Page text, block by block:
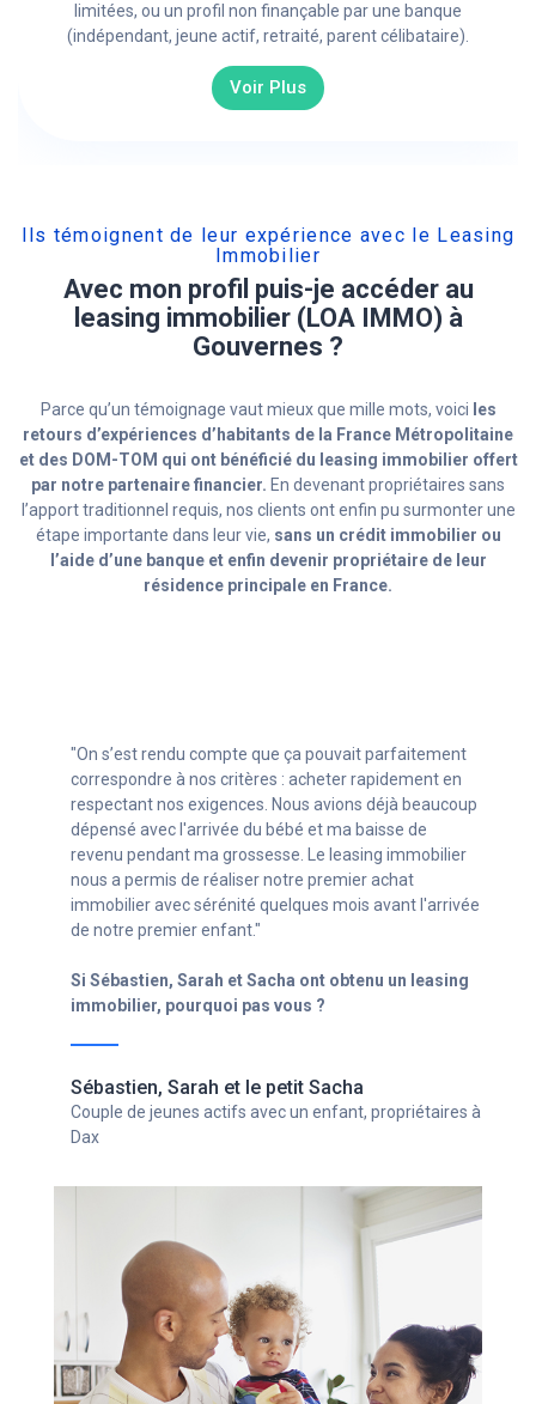
limitées, ou un profil non finançable par une banque
(indépendant, jeune actif, retraité, parent célibataire).
Voir Plus
Ils témoignent de leur expérience avec le Leasing
Immobilier
Avec mon profil puis-je accéder au
leasing immobilier (LOA IMMO) à
Gouvernes ?
Parce qu’un témoignage vaut mieux que mille mots, voici les
retours d’expériences d’habitants de la France Métropolitaine
et des DOM-TOM qui ont bénéficié du leasing immobilier offert
par notre partenaire financier. En devenant propriétaires sans
l’apport traditionnel requis, nos clients ont enfin pu surmonter une
étape importante dans leur vie, sans un crédit immobilier ou
l’aide d’une banque et enfin devenir propriétaire de leur
résidence principale en France.
"Avec mon statut d’indépendant (autoentrepreneur)
c’était compliqué de trouver un crédit. Grâce aux
conseillers de la société de leasing immobilier, je n’ai
pas eu à repousser mon projet immobilier et enfin pu
avoir mon chez moi, sans avoir à renoncer à mon
entreprise en croissance !"
Si Ghislain a obtenu un leasing immobilier, pourquoi
propriétaire à Bordeaux